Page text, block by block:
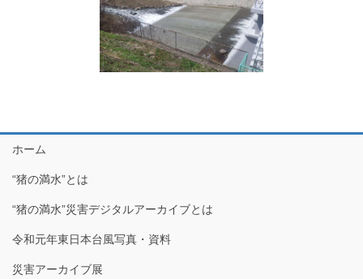
ホーム
“猪の満水”とは
“猪の満水”災害デジタルアーカイブとは
令和元年東日本台風写真・資料
災害アーカイブ展